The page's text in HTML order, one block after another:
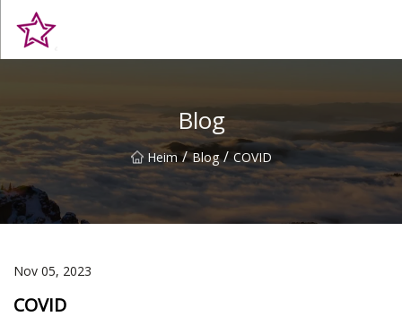
Blog
Heim / Blog / COVID
Nov 05, 2023
COVID